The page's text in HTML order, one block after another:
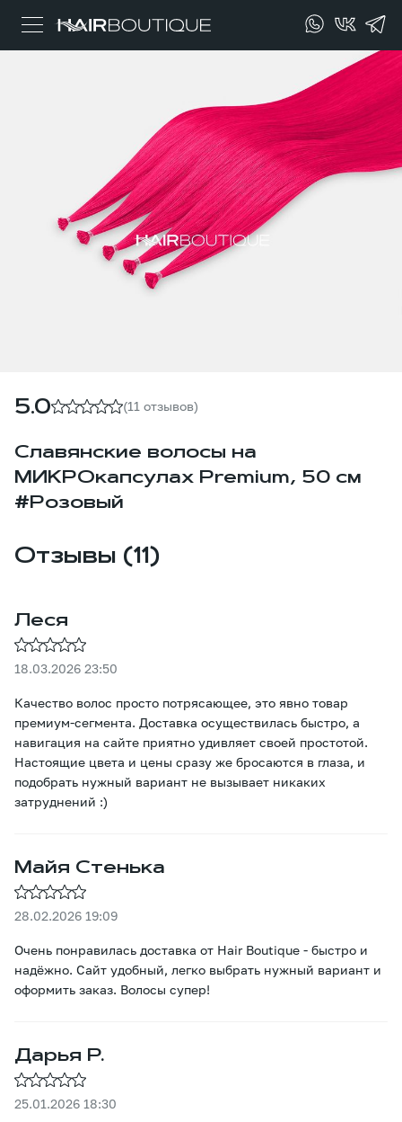
5.0 (11 отзывов)
Славянские волосы на
МИКРОкапсулах Premium, 50 см
#Розовый
Отзывы (11)
Леся
18.03.2026 23:50
Качество волос просто потрясающее, это явно товар
премиум-сегмента. Доставка осуществилась быстро, а
навигация на сайте приятно удивляет своей простотой.
Настоящие цвета и цены сразу же бросаются в глаза, и
подобрать нужный вариант не вызывает никаких
затруднений :)
Майя Стенька
28.02.2026 19:09
Очень понравилась доставка от Hair Boutique - быстро и
надёжно. Сайт удобный, легко выбрать нужный вариант и
оформить заказ. Волосы супер!
Дарья Р.
25.01.2026 18:30